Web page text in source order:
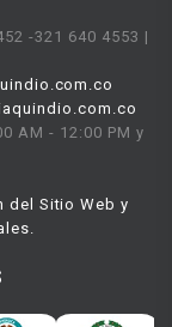
-321 640 4553 |
AM - 12:00 PM y
del Sitio Web y